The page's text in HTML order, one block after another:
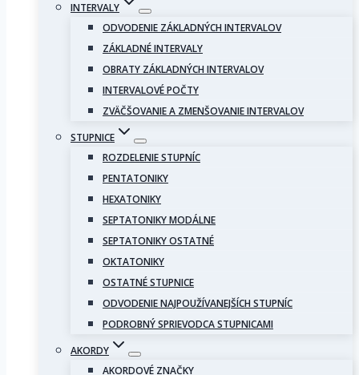
INTERVALY
ODVODENIE ZÁKLADNÝCH INTERVALOV
ZÁKLADNÉ INTERVALY
OBRATY ZÁKLADNÝCH INTERVALOV
INTERVALOVÉ POČTY
ZVÄČŠOVANIE A ZMENŠOVANIE INTERVALOV
STUPNICE
ROZDELENIE STUPNÍC
PENTATONIKY
HEXATONIKY
SEPTATONIKY MODÁLNE
SEPTATONIKY OSTATNÉ
OKTATONIKY
OSTATNÉ STUPNICE
ODVODENIE NAJPOUŽÍVANEJŠÍCH STUPNÍC
PODROBNÝ SPRIEVODCA STUPNICAMI
AKORDY
AKORDOVÉ ZNAČKY